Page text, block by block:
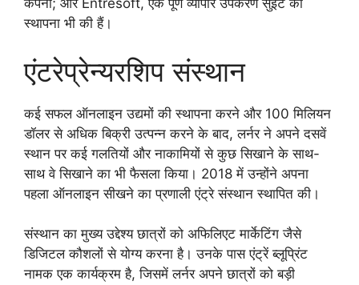
कंपनी; और Entresoft, एक पूर्ण व्यापार उपकरण सुइट की
स्थापना भी की हैं।
एंटरेप्रेन्यरशिप संस्थान
कई सफल ऑनलाइन उद्यमों की स्थापना करने और 100 मिलियन
डॉलर से अधिक बिक्री उत्पन्न करने के बाद, लर्नर ने अपने दसवें
स्थान पर कई गलतियों और नाकामियों से कुछ सिखाने के साथ-
साथ वे सिखाने का भी फैसला किया। 2018 में उन्होंने अपना
पहला ऑनलाइन सीखने का प्रणाली एंट्रे संस्थान स्थापित की।
संस्थान का मुख्य उद्देश्य छात्रों को अफिलिएट मार्केटिंग जैसे
डिजिटल कौशलों से योग्य करना है। उनके पास एंट्रें ब्लूप्रिंट
नामक एक कार्यक्रम है, जिसमें लर्नर अपने छात्रों को बड़ी